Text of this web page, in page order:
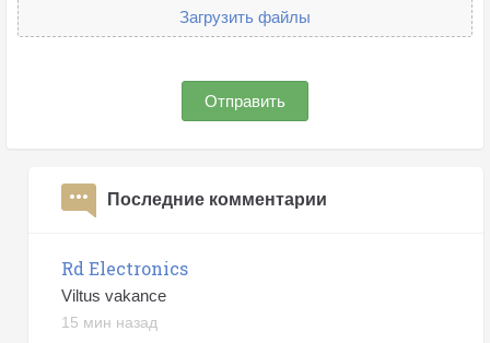
Загрузить файлы
Отправить
Последние комментарии
Rd Electronics
Viltus vakance
15 мин назад